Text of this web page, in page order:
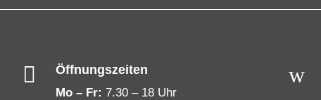
 Öffnungszeiten
Mo – Fr: 7.30 – 18 Uhr
w